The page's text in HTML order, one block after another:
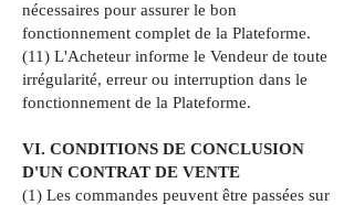
nécessaires pour assurer le bon
fonctionnement complet de la Plateforme.
(11) L'Acheteur informe le Vendeur de toute
irrégularité, erreur ou interruption dans le
fonctionnement de la Plateforme.
VI. CONDITIONS DE CONCLUSION
D'UN CONTRAT DE VENTE
(1) Les commandes peuvent être passées sur